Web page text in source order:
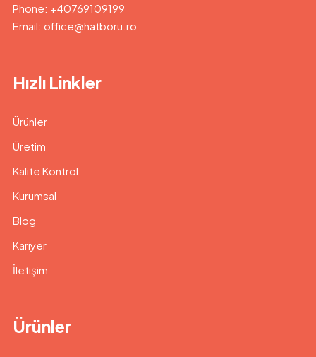
Phone: +40769109199
Email: office@hatboru.ro
Hızlı Linkler
Ürünler
Üretim
Kalite Kontrol
Kurumsal
Blog
Kariyer
İletişim
Ürünler